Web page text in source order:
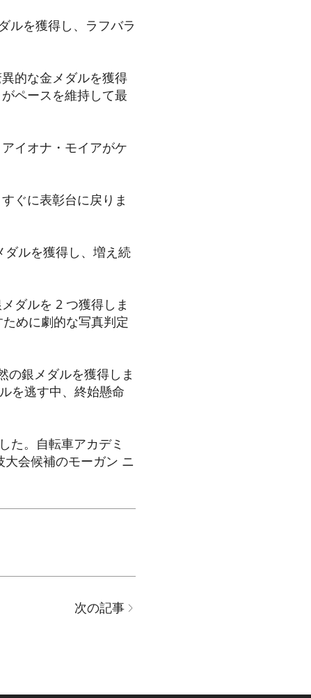
ルを獲得し、ラフバラ
的な金メダルを獲得
ペースを維持して最
イオナ・モイアがケ
ぐに表彰台に戻りま
ルを獲得し、増え続
ダルを 2 つ獲得しま
めに劇的な写真判定
の銀メダルを獲得しま
を逃す中、終始懸命
た。自転車アカデミ
会候補のモーガン ニ
次の記事